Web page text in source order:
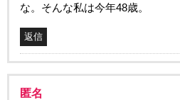
な。そんな私は今年48歳。
返信
匿名